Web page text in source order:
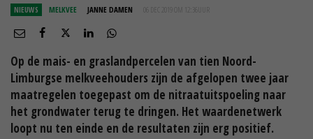
NIEUWS MELKVEE JANNE DAMEN 06 DEC 2019 OM 12:36
Op de mais- en graslandpercelen van tien Noord-
Limburgse melkveehouders zijn de afgelopen twee jaar
maatregelen toegepast om de nitraatuitspoeling naar
het grondwater terug te dringen. Het waardenetwerk
loopt nu ten einde en de resultaten zijn erg positief.